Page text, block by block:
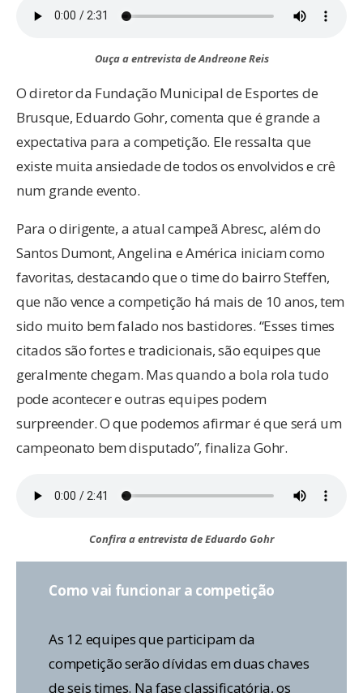
Ouça a entrevista de Andreone Reis
O diretor da Fundação Municipal de Esportes de
Brusque, Eduardo Gohr, comenta que é grande a
expectativa para a competição. Ele ressalta que
existe muita ansiedade de todos os envolvidos e crê
num grande evento.
Para o dirigente, a atual campeã Abresc, além do
Santos Dumont, Angelina e América iniciam como
favoritas, destacando que o time do bairro Steffen,
que não vence a competição há mais de 10 anos, tem
sido muito bem falado nos bastidores. “Esses times
citados são fortes e tradicionais, são equipes que
geralmente chegam. Mas quando a bola rola tudo
pode acontecer e outras equipes podem
surpreender. O que podemos afirmar é que será um
campeonato bem disputado”, finaliza Gohr.
Confira a entrevista de Eduardo Gohr
Como vai funcionar a competição
As 12 equipes que participam da
competição serão dívidas em duas chaves
de seis times. Na fase classificatória, os